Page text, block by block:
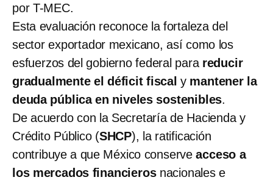
por T-MEC.
Esta evaluación reconoce la fortaleza del
sector exportador mexicano, así como los
esfuerzos del gobierno federal para reducir
gradualmente el déficit fiscal y mantener la
deuda pública en niveles sostenibles.
De acuerdo con la Secretaría de Hacienda y
Crédito Público (SHCP), la ratificación
contribuye a que México conserveacceso a
los mercados financieros nacionales e